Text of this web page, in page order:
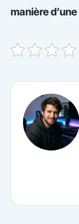
manière